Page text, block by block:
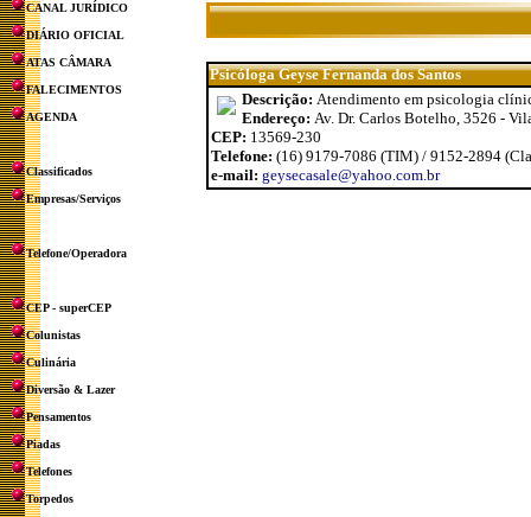
CANAL JURÍDICO
DIÁRIO OFICIAL
ATAS CÂMARA
FALECIMENTOS
AGENDA
Classificados
Empresas/Serviços
Telefone/Operadora
CEP - superCEP
Colunistas
Culinária
Diversão & Lazer
Pensamentos
Piadas
Telefones
Torpedos
Psicóloga Geyse Fernanda dos Santos
Descrição: Atendimento em psicologia
Endereço: Av. Dr. Carlos Botelho, 3526 -
CEP: 13569-230
Telefone: (16) 9179-7086 (TIM) / 9152-2894
e-mail: geysecasale@yahoo.com.br